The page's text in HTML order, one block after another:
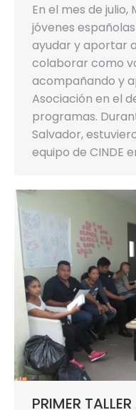
En el mes de julio,
jóvenes
ayudar y aportar
colaborar como
acompañando y
Asociación en el
programas.
Salvador,
equipo de CINDE
PRIMER